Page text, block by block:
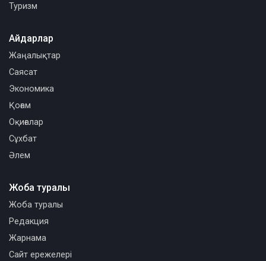
Туризм
Айдарлар
Жаңалықтар
Саясат
Экономика
Қоғам
Оқиғалар
Сұхбат
Әлем
Жоба туралы
Жоба туралы
Редакция
Жарнама
Сайт ережелері